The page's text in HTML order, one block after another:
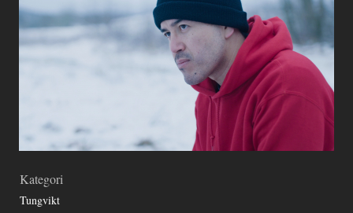
Kategori
Tungvikt